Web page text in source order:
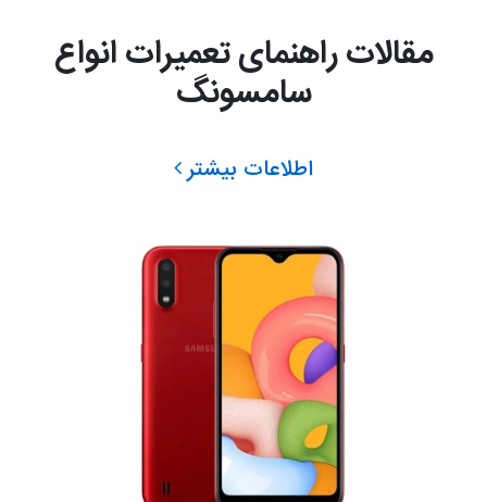
مقالات راهنمای تعمیرات انواع
سامسونگ
اطلاعات بیشتر